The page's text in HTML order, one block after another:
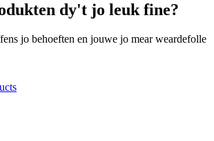
dy't jo leuk fine?
jo behoeften en jouwe jo mear weardefolle